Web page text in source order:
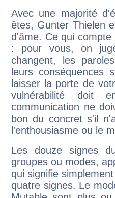
Avec une majorité
êtes, Gunter Thielen
d'âme. Ce qui
: pour vous, on
changent, les
leurs conséquences
laisser la porte de
vulnérabilité doit
communication ne
bon du concret s'il
l'enthousiasme ou le
Les douze signes
groupes ou modes,
qui signifie
quatre signes. Le